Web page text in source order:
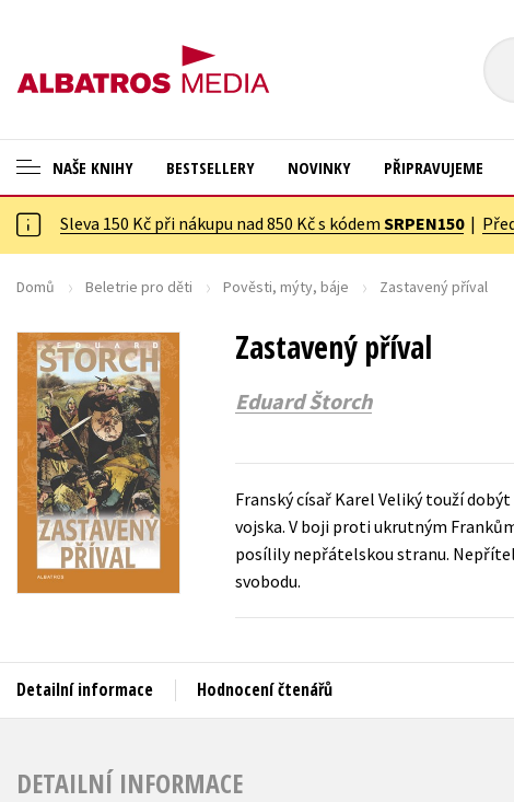
NAŠE KNIHY
ANGLICKÉ KNIHY -20 %
NOVÝ VÝPRODEJ -70 %
ASTERIX S DÁRKEM
🎁DÁRKOVÉ PUBLIKACE
✉️ DÁRKOVÉ POUKAZY
Auto - moto
Beletrie pro děti
Beletrie pro dospělé
Cestování
Dárkové publikace
Digitální fotografie
Esoterika a duchovní svět
Hobby
Jazyky
Kalendáře
BESTSELLERY NOVINKY PŘIPRAVUJEME
Sleva 150 Kč při nákupu nad 850 Kč s kódem SRPEN150|
Domů Beletrie pro děti Pověsti, mýty, báje Zastavený příval
Zastavený příval
Eduard Štorch
Franský císař Karel Veliký touží
vojska. V boji proti ukrutným
posílily nepřátelskou stranu.
svobodu.
Detailní informace Hodnocení čtenářů
DETAILNÍ INFORMACE